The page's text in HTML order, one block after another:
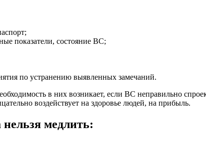
показатели, состояние ВС;
по устранению выявленных замечаний.
в них возникает, если ВС неправильно
воздействует на здоровье людей, на прибыль.
медлить: